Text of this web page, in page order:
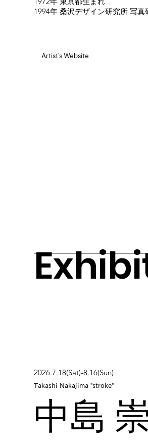
1994年 桑沢デザイン研究所 写真
Artist's Website
2026.7.18(Sat)-8.16(Sun)
Takashi Nakajima "stroke"
中島